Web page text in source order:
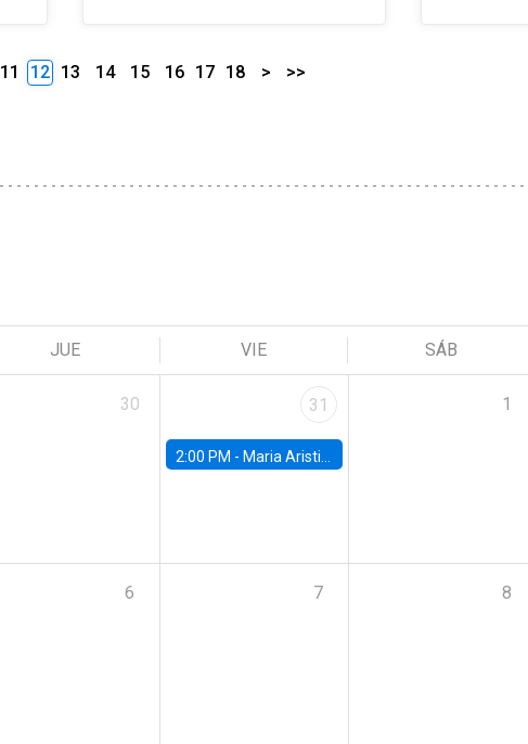
11 12 13 14 15 16 17 18 > >>
JUE VIE SÁB
30 31
2:00 PM - Maria Aristizabal-Ramirez, FED Board
1
6 7 8